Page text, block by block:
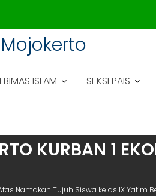
BIMAS ISLAM SEKSI PAIS
KURBAN 1
Namakan Tujuh Siswa kelas IX Yatim